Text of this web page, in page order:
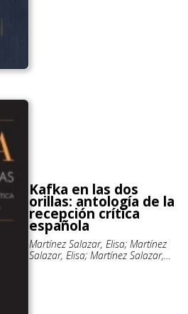
Kafka en las dos
orillas: antología de la
recepción crítica
española
Martínez Salazar, Elisa; Martínez
Salazar, Elisa; Martínez Salazar,